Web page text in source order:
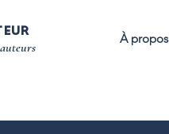
À propos